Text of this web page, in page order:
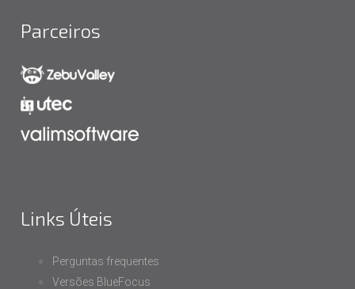
Parceiros
Links Úteis
Perguntas frequentes
Versões BlueFocus